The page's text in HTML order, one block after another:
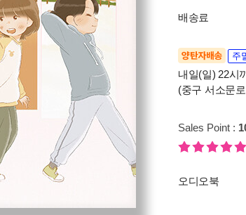
배송료
양탄자배송 주
내일(일) 22시
(중구 서소문
Sales Point :
오디오북